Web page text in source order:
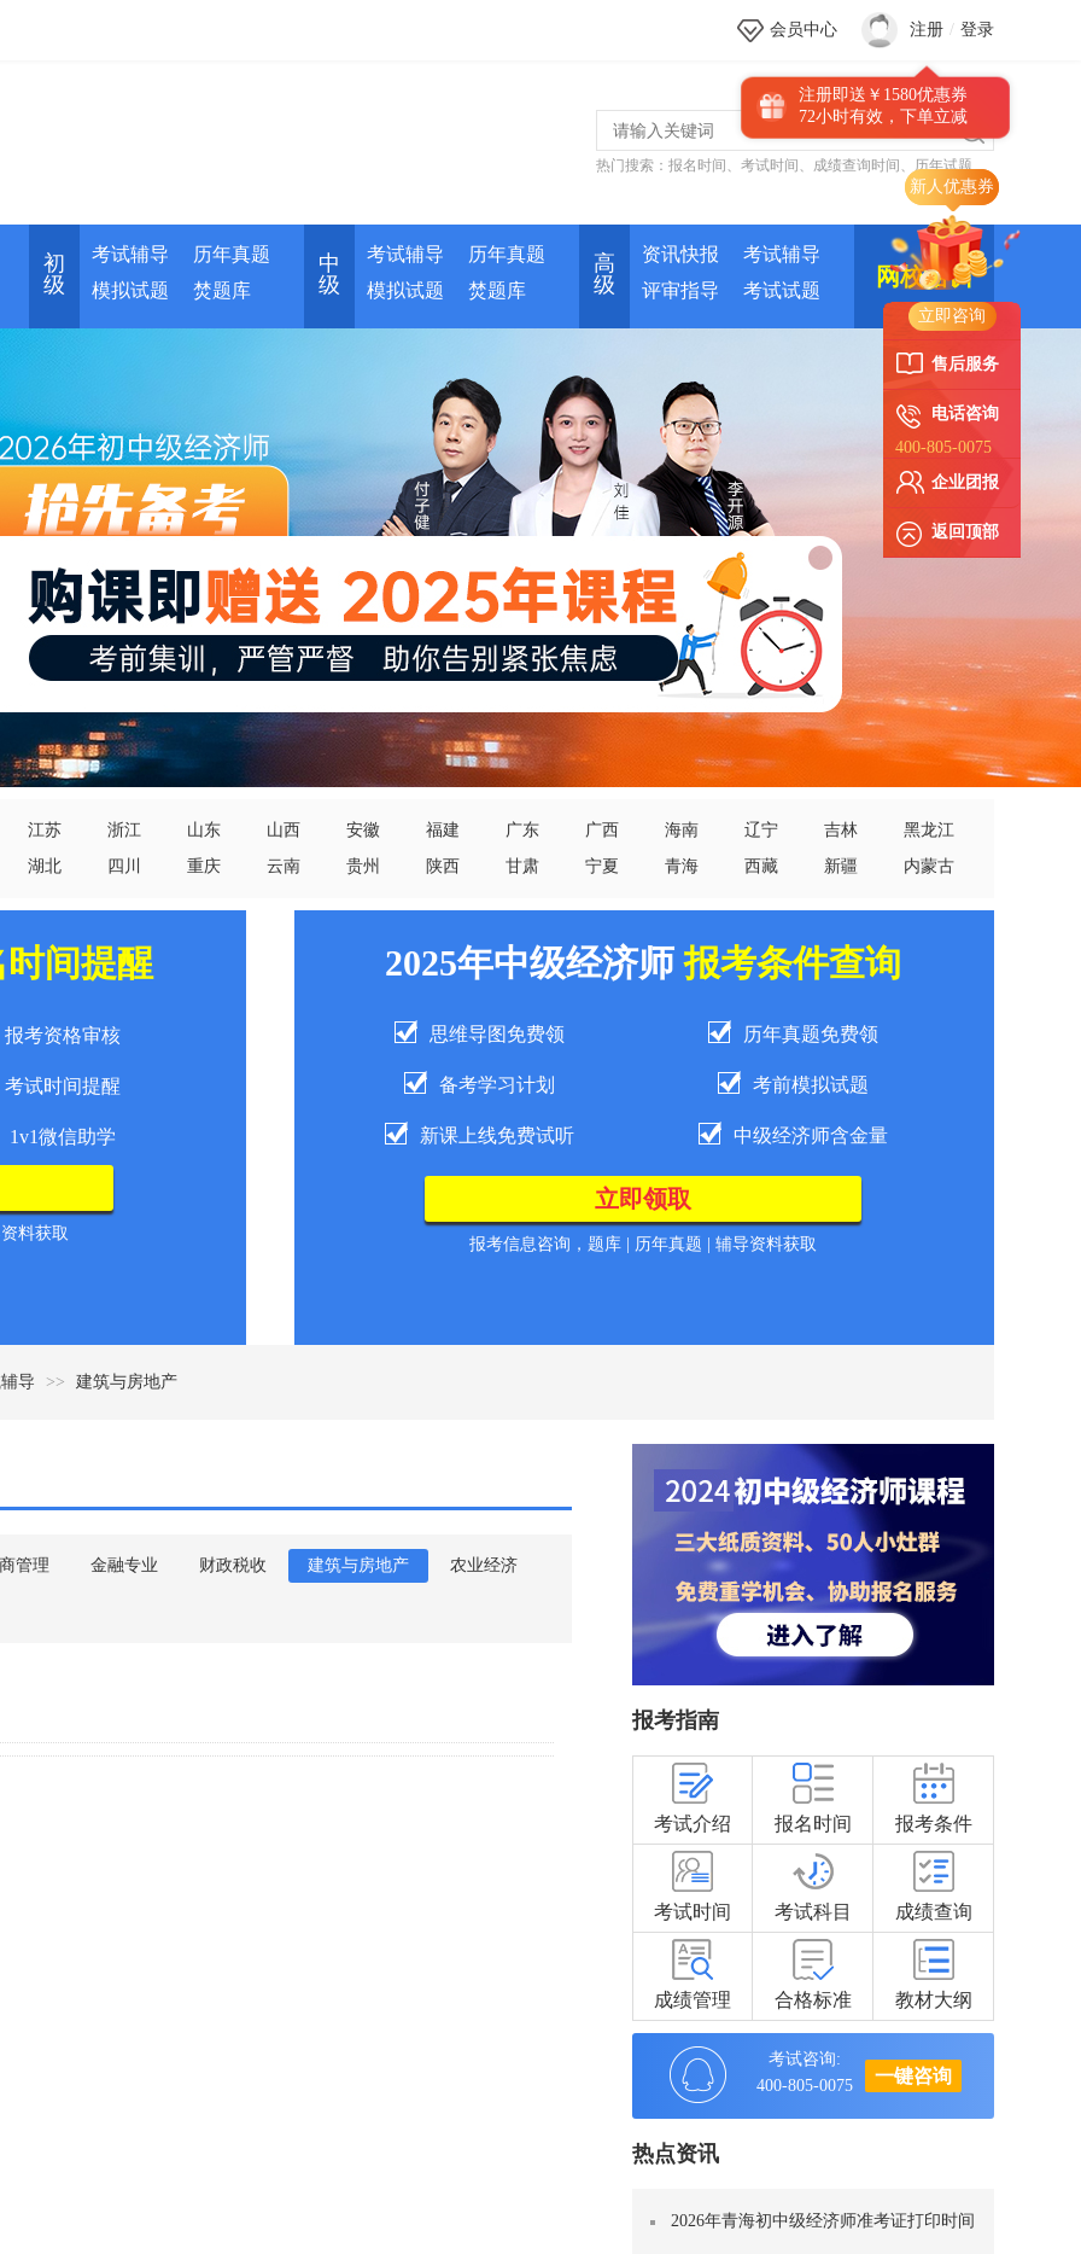
立即咨询
售后服务
电话咨询
400-805-0075
企业团报
返回顶部
会员中心 注册 / 登录
注册即送￥1580优惠券
72小时有效，下单立减
热门搜索： 报名时间 、 考试时间 、 成绩查询时间 、 历年试题
初
级
考试辅导
历年真题
模拟试题
焚题库
中
级
考试辅导
历年真题
模拟试题
焚题库
高
级
资讯快报
考试辅导
评审指导
考试试题
网校培训
江苏 浙江 山东 山西 安徽 福建 广东 广西 海南 辽宁 吉林
黑龙江
湖北
四川 重庆 云南 贵州 陕西 甘肃 宁夏 青海 西藏 新疆 内蒙古
间提醒
报考资格审核
考试时间提醒
1v1微信助学
料获取
2025年中级经济师报考条件查询
思维导图免费领 历年真题免费领
备考学习计划 考前模拟试题
新课上线免费试听 中级经济师含金量
报考信息咨询，题库 | 历年真题 | 辅导资料获取
导 >> 建筑与房地产
管理 金融专业 财政税收 建筑与房地产 农业经济
报考指南
考试介绍 报名时间 报考条件
考试时间 考试科目 成绩查询
成绩管理 合格标准 教材大纲
考试咨询:
400-805-0075
一键咨询
热点资讯
2026年青海初中级经济师准考证打印时间